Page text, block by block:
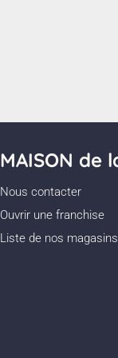
MAISON de
Nous contacter
Ouvrir une franchise
Liste de nos magasins